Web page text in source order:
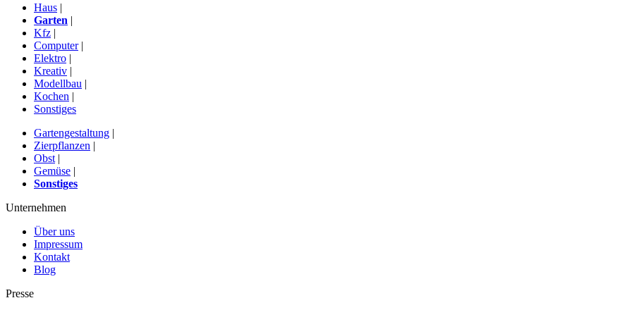
Haus |
Garten |
Kfz |
Computer|
Elektro |
Kreativ |
Modellbau |
Kochen |
Sonstiges
Gartengestaltung |
Zierpflanzen |
Obst |
Gemüse |
Sonstiges
Unternehmen
Über uns
Impressum
Kontakt
Blog
Presse